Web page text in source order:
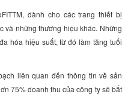
dành cho các trang thiết bị
và những thương hiệu khác. Những
hóa hiệu suất, từ đó làm tăng tuổi
liên quan đến thông tin về sản
75% doanh thu của công ty sẽ bắt